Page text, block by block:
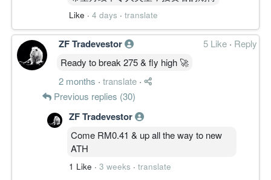
Like · 4 days · translate
ZF Tradevestor 5 Like · Reply
Ready to break 275 & fly high 🚀
2 months · translate ·
Previous replies (30)
ZF Tradevestor
Come RM0.41 & up all the way to new
ATH
1 Like · 3 weeks · translate